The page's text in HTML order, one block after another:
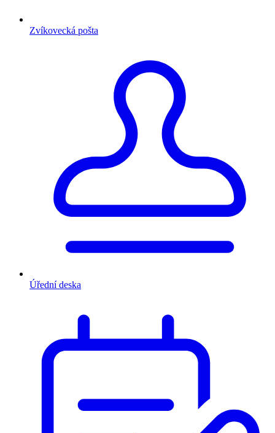
Zvíkovecká pošta
Úřední deska